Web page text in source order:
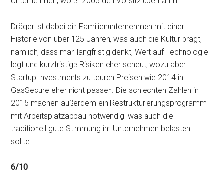
Dräger ist dabei ein Familienunternehmen mit einer
Historie von über 125 Jahren, was auch die Kultur prägt,
nämlich, dass man langfristig denkt, Wert auf Technologie
legt und kurzfristige Risiken eher scheut, wozu aber
Startup Investments zu teuren Preisen wie 2014 in
GasSecure eher nicht passen. Die schlechten Zahlen in
2015 machen außerdem ein Restrukturierungsprogramm
mit Arbeitsplatzabbau notwendig, was auch die
traditionell gute Stimmung im Unternehmen belasten
sollte.
6/10